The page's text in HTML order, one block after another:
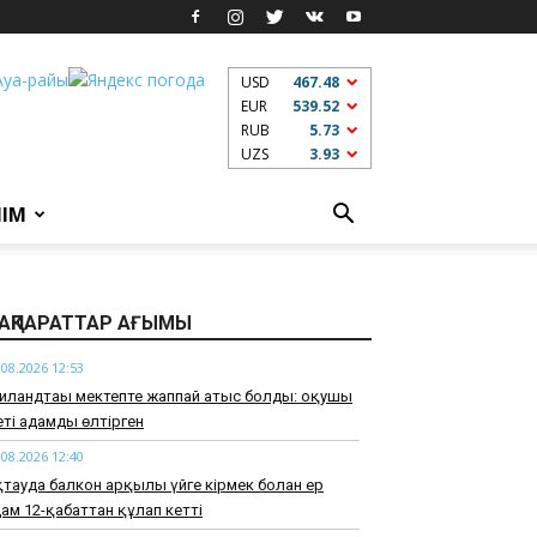
USD
467.48
EUR
539.52
RUB
5.73
UZS
3.93
АҒЫМЫ
12:53
мектепте жаппай атыс болды: оқушы
адамды өлтірген
12:40
балкон арқылы үйге кірмек болған ер
12-қабаттан құлап кетті